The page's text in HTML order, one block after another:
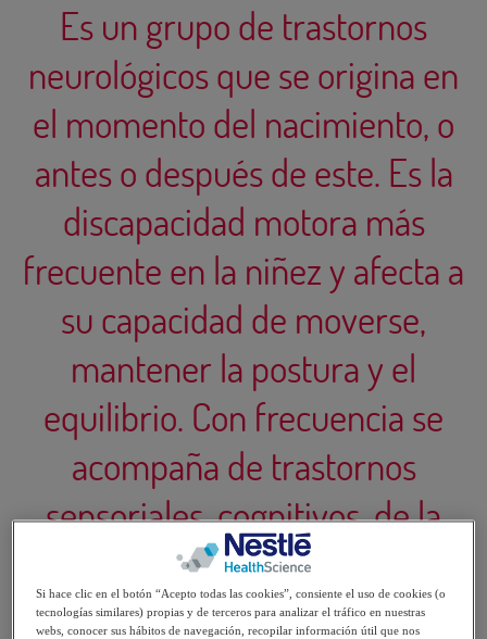
Es un grupo de trastornos
neurológicos que se origina en
el momento del nacimiento, o
antes o después de este. Es la
discapacidad motora más
frecuente en la niñez y afecta a
su capacidad de moverse,
mantener la postura y el
equilibrio. Con frecuencia se
acompaña de trastornos
sensoriales, cognitivos, de la
comunicación, perceptivos y/o
de conducta, y/o por epilepsia.
Si hace clic en el botón “Acepto todas las cookies”, consiente el uso de cookies (o
tecnologías similares) propias y de terceros para analizar el tráfico en nuestras
webs, conocer sus hábitos de navegación, recopilar información útil que nos